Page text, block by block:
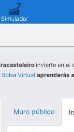
Simulador
invierte en el
Bolsa Virtual aprenderás
Muro público